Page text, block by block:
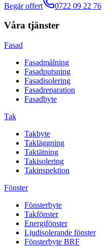
Begär offert 0722 09 22 76
Våra tjänster
Fasad
Fasadmålning
Fasadputsning
Fasadisolering
Fasadreparation
Fasadbyte
Tak
Takbyte
Takläggning
Taktätning
Takisolering
Takinspektion
Fönster
Fönsterbyte
Takfönster
Energifönster
Ljudisolerande fönster
Fönsterbyte BRF